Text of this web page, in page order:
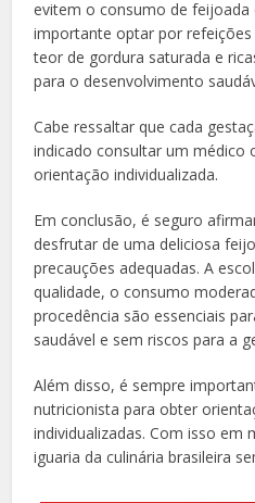
evitem o consumo de feijoada
importante optar por
teor de gordura saturada e
para o desenvolvimento
Cabe ressaltar que cada
indicado consultar um médico
orientação individualizada.
Em conclusão, é seguro
desfrutar de uma deliciosa
precauções adequadas. A
qualidade, o consumo
procedência são essenciais
saudável e sem riscos para a
Além disso, é sempre
nutricionista para obter
individualizadas. Com isso em
iguaria da culinária brasileira